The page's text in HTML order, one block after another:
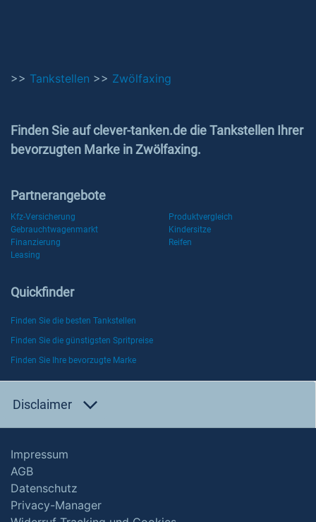
>> Tankstellen >> Zwölfaxing
Finden Sie auf clever-tanken.de die Tankstellen Ihrer
bevorzugten Marke in Zwölfaxing.
Partnerangebote
Kfz-Versicherung
Produktvergleich
Gebrauchtwagenmarkt
Kindersitze
Finanzierung
Reifen
Leasing
Quickfinder
Finden Sie die besten Tankstellen
Finden Sie die günstigsten Spritpreise
Finden Sie Ihre bevorzugte Marke
Disclaimer
Impressum
AGB
Datenschutz
Privacy-Manager